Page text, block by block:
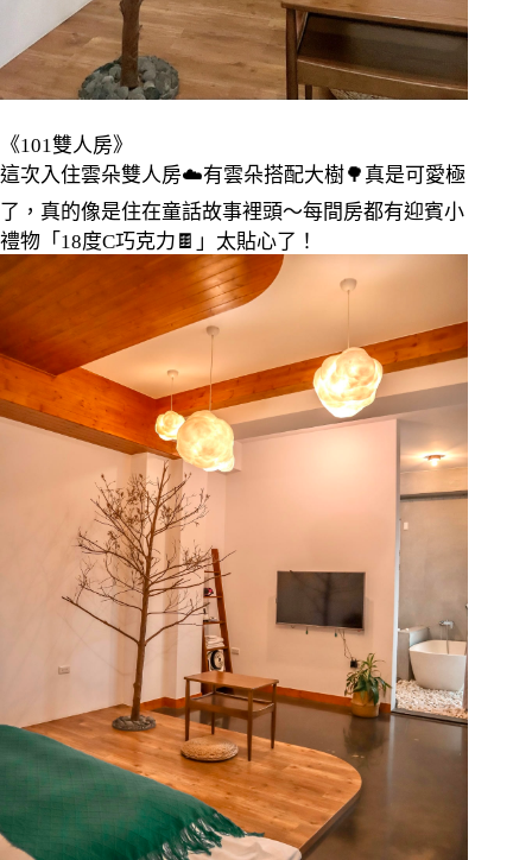
《101雙人房》
這次入住雲朵雙人房☁️有雲朵搭配大樹🌳 真是可愛極
了，真的像是住在童話故事裡頭～每間房都有迎賓小
禮物「 18度C巧克力 🍫 」太貼心了！